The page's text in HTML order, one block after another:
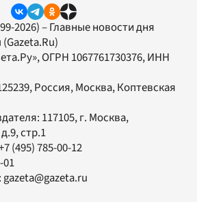
2026) – Главные новости дня
(Gazeta.Ru)
, ОГРН 1067761730376, ИНН
Россия, Москва, Коптевская
117105, г. Москва,
стр.1
(495) 785-00-12
01
gazeta@gazeta.ru